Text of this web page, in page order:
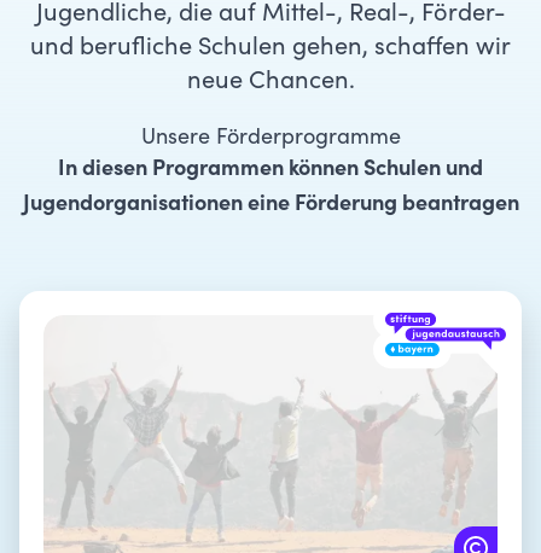
Jugendliche, die auf Mittel-, Real-, Förder-
und berufliche Schulen gehen, schaffen wir
neue Chancen.
Unsere Förderprogramme
In diesen Programmen können Schulen und
Jugendorganisationen eine Förderung beantragen